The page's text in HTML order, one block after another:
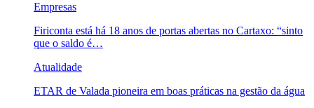
Empresas
Firiconta está há 18 anos de portas abertas no Cartaxo: “sinto
que o saldo é…
Atualidade
ETAR de Valada pioneira em boas práticas na gestão da água